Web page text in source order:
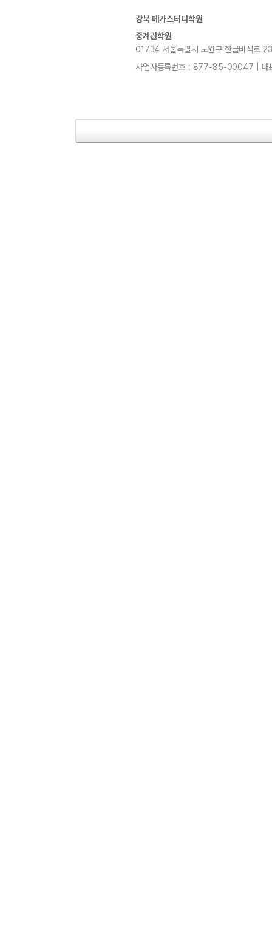
강북 메가스터디학원
중계관학원
01734 서울특별시 노원구 한글비석
사업자등록번호 : 877-85-00047 | 대